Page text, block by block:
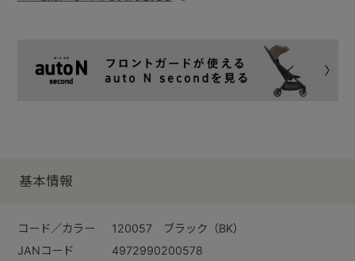
基本情報
コード／カラー
120057 ブラック（BK）
JANコード
4972990200578